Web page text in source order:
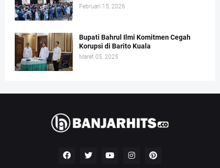
Februari 15, 2026
Bupati Bahrul Ilmi Komitmen Cegah
Korupsi di Barito Kuala
Maret 05, 2025